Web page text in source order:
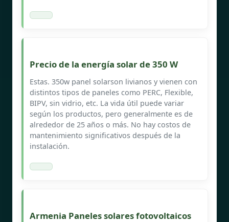
Precio de la energía solar de 350 W
Estas. 350w panel solarson livianos y vienen con
distintos tipos de paneles como PERC, Flexible,
BIPV, sin vidrio, etc. La vida útil puede variar
según los productos, pero generalmente es de
alrededor de 25 años o más. No hay costos de
mantenimiento significativos después de la
instalación.
Armenia Paneles solares fotovoltaicos